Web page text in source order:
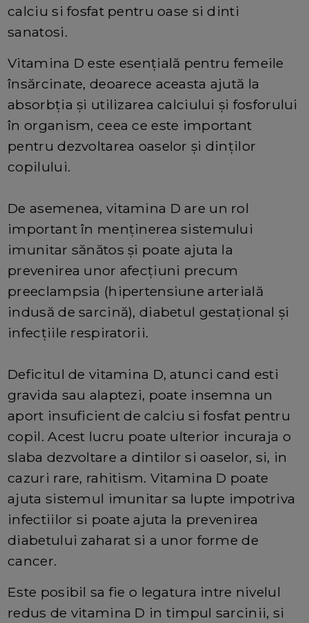
calciu si fosfat pentru oase si dinti
sanatosi.
Vitamina D este esențială pentru femeile
însărcinate, deoarece aceasta ajută la
absorbția și utilizarea calciului și fosforului
în organism, ceea ce este important
pentru dezvoltarea oaselor și dinților
copilului.
De asemenea, vitamina D are un rol
important în menținerea sistemului
imunitar sănătos și poate ajuta la
prevenirea unor afecțiuni precum
preeclampsia (hipertensiune arterială
indusă de sarcină), diabetul gestațional și
infecțiile respiratorii.
Deficitul de vitamina D, atunci cand esti
gravida sau alaptezi, poate insemna un
aport insuficient de calciu si fosfat pentru
copil. Acest lucru poate ulterior incuraja o
slaba dezvoltare a dintilor si oaselor, si, in
cazuri rare, rahitism. Vitamina D poate
ajuta sistemul imunitar sa lupte impotriva
infectiilor si poate ajuta la prevenirea
diabetului zaharat si a unor forme de
cancer.
Este posibil sa fie o legatura intre nivelul
redus de vitamina D in timpul sarcinii, si